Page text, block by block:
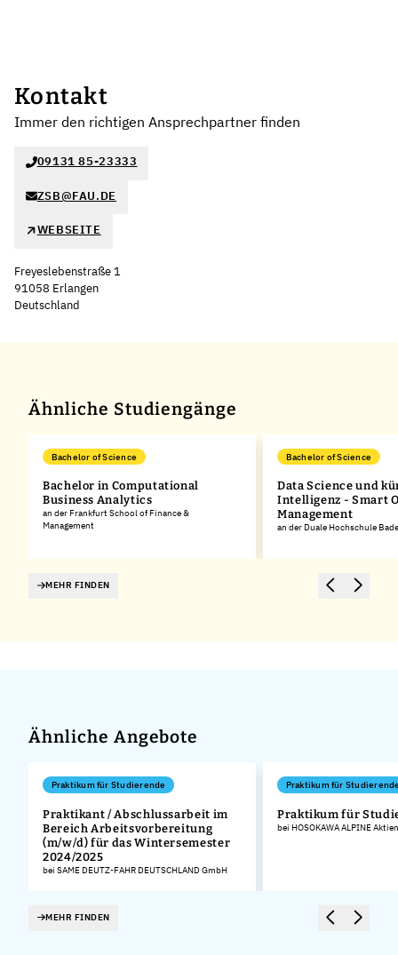
Kontakt
Immer den richtigen Ansprechpartner finden
09131 85-23333
ZSB@FAU.DE
WEBSEITE
Freyeslebenstraße 1
91058 Erlangen
Deutschland
Ähnliche Studiengänge
Bachelor of Science
Bachelor in Computational
Business Analytics
an der Frankfurt School of Finance &
Management
Bachelor of Science
Data Science und
Intelligenz - Smart
Management
an der Duale Hochschule
MEHR FINDEN
Ähnliche Angebote
Praktikum für Studierende
Praktikant / Abschlussarbeit im
Bereich Arbeitsvorbereitung
(m/w/d) für das Wintersemester
2024/2025
bei SAME DEUTZ-FAHR DEUTSCHLAND GmbH
Praktikum für
Praktikum für
bei HOSOKAWA ALPINE
MEHR FINDEN